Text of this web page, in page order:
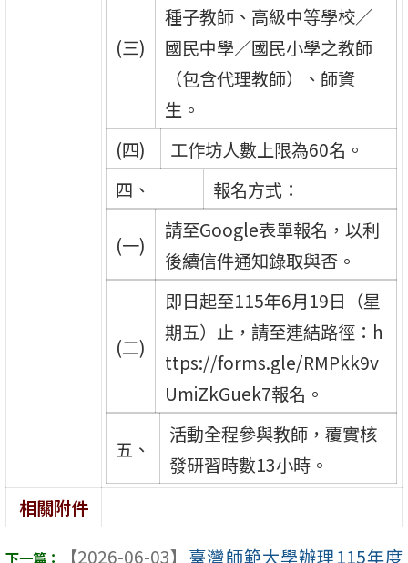
(三)
種子教師、高級中等學校／
國民中學／國民小學之教師
（包含代理教師）、師資
生。
(四)
工作坊人數上限為60名。
四、
報名方式：
(一)
請至Google表單報名，以利
後續信件通知錄取與否。
(二)
即日起至115年6月19日（星
期五）止，請至連結路徑：h
ttps://forms.gle/RMPkk9v
UmiZkGuek7報名。
五、
活動全程參與教師，覆實核
發研習時數13小時。
相關附件
【2026-06-03】 臺灣師範大學辦理115年度